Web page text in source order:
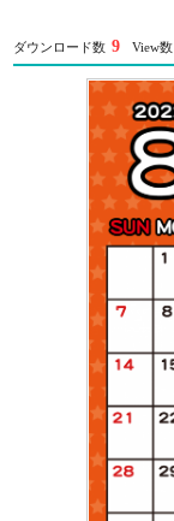
ダウンロード数 9 View数